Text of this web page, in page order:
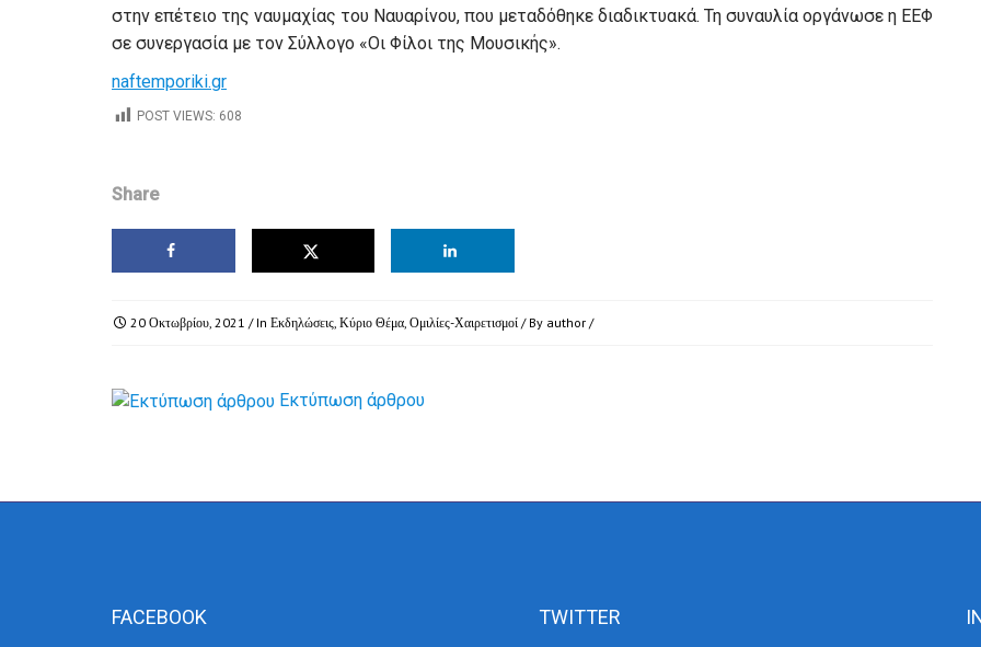
στην επέτειο της ναυμαχίας του Ναυαρίνου, που μεταδόθηκε διαδικτυακά. Τη συναυλία οργάνωσε η ΕΕΦ
σε συνεργασία με τον Σύλλογο «Οι Φίλοι της Μουσικής».
naftemporiki.gr
POST VIEWS: 608
Share
20 Οκτωβρίου, 2021 / In Εκδηλώσεις, Κύριο Θέμα, Ομιλίες-Χαιρετισμοί / By author /
Εκτύπωση άρθρου
FACEBOOK TWITTER